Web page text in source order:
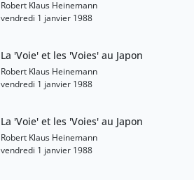
Robert Klaus Heinemann
vendredi 1 janvier 1988
La 'Voie' et les 'Voies' au Japon
Robert Klaus Heinemann
vendredi 1 janvier 1988
La 'Voie' et les 'Voies' au Japon
Robert Klaus Heinemann
vendredi 1 janvier 1988